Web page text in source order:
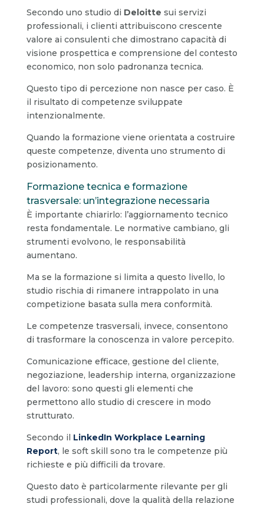
Secondo uno studio di Deloitte sui servizi
professionali, i clienti attribuiscono crescente
valore ai consulenti che dimostrano capacità di
visione prospettica e comprensione del contesto
economico, non solo padronanza tecnica.
Questo tipo di percezione non nasce per caso. È
il risultato di competenze sviluppate
intenzionalmente.
Quando la formazione viene orientata a costruire
queste competenze, diventa uno strumento di
posizionamento.
Formazione tecnica e formazione
trasversale: un’integrazione necessaria
È importante chiarirlo: l’aggiornamento tecnico
resta fondamentale. Le normative cambiano, gli
strumenti evolvono, le responsabilità
aumentano.
Ma se la formazione si limita a questo livello, lo
studio rischia di rimanere intrappolato in una
competizione basata sulla mera conformità.
Le competenze trasversali, invece, consentono
di trasformare la conoscenza in valore percepito.
Comunicazione efficace, gestione del cliente,
negoziazione, leadership interna, organizzazione
del lavoro: sono questi gli elementi che
permettono allo studio di crescere in modo
strutturato.
Secondo il LinkedIn Workplace Learning
Report, le soft skill sono tra le competenze più
richieste e più difficili da trovare.
Questo dato è particolarmente rilevante per gli
studi professionali, dove la qualità della relazione